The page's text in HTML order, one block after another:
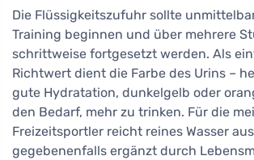
Die Flüssigkeitszufuhr sollte
Training beginnen und über mehrere
schrittweise fortgesetzt werden. Als
Richtwert dient die Farbe des Urins –
gute Hydratation, dunkelgelb oder
den Bedarf, mehr zu trinken. Für die
Freizeitsportler reicht reines Wasser
gegebenenfalls ergänzt durch